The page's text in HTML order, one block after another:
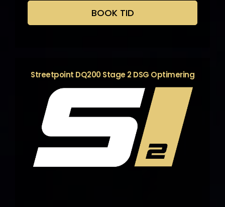
BOOK TID
Streetpoint DQ200 Stage 2 DSG Optimering